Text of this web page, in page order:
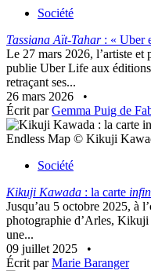
Société
Tassiana Aït-Tahar: « Uber
Le 27 mars 2026, l’artiste et
publie Uber Life aux
retraçant ses...
26 mars 2026
•
Écrit parGemma Puig de
Endless Map © Kikuji
Société
Kikuji Kawada : la carte
Jusqu’au 5 octobre 2025, à
photographie d’Arles, Kikuji
une...
09 juillet 2025
•
Écrit parMarie Baranger